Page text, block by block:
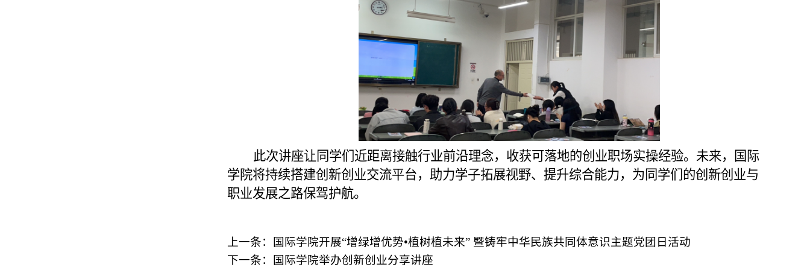
此次讲座让同学们近距离接触行业前沿理念，收获可落地的创业职场实操经验。未来，国际
学院将持续搭建创新创业交流平台，助力学子拓展视野、提升综合能力，为同学们的创新创业与
职业发展之路保驾护航。
上一条：
国际学院开展“增绿增优势•植树植未来” 暨铸牢中华民族共同体意识主题党团日活动
下一条：
国际学院举办创新创业分享讲座